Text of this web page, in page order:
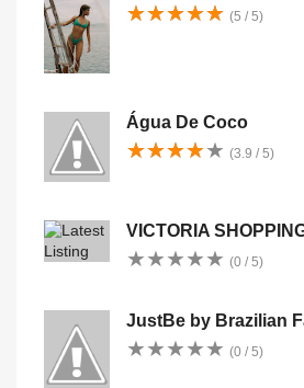
★★★★★
★★★★★ (5 / 5)
Água De Coco
★★★★★
★★★★★ (3.9 / 5)
VICTORIA
★★★★★
★★★★★ (0 / 5)
JustBe by Brazilian
★★★★★
★★★★★ (0 / 5)